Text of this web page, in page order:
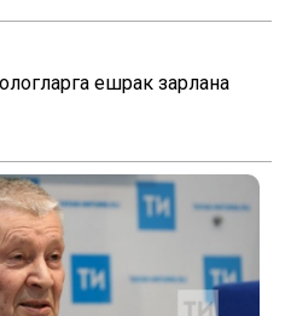
ешрак зарлана